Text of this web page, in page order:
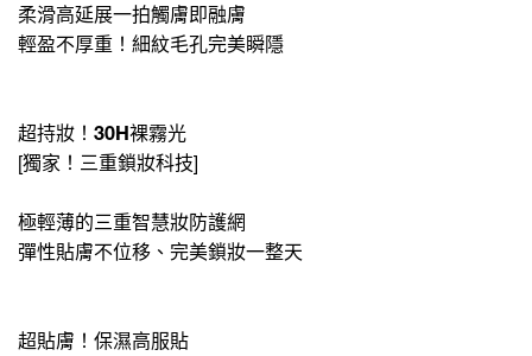
柔滑高延展一拍觸膚即融膚
輕盈不厚重！細紋毛孔完美瞬隱
超持妝！ 30H裸霧光
[獨家！三重鎖妝科技]
極輕薄的三重智慧妝防護網
彈性貼膚不位移、完美鎖妝一整天
超貼膚！保濕高服貼